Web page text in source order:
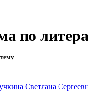
по
Светлана